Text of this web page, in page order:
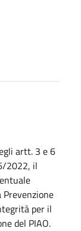
artt. 3 e 6
2022, il
per il
del PIAO.